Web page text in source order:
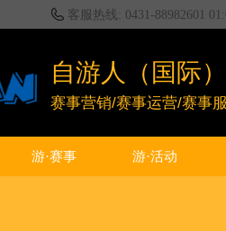
客服热线: 0431-88982601
自游人（国际
赛事营销/赛事运营/赛事
游·赛事 游·活动